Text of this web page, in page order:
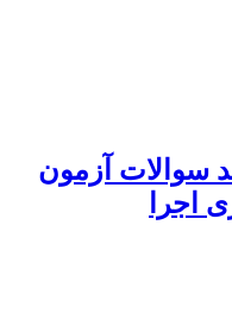
سوالات آزمون
اجرا